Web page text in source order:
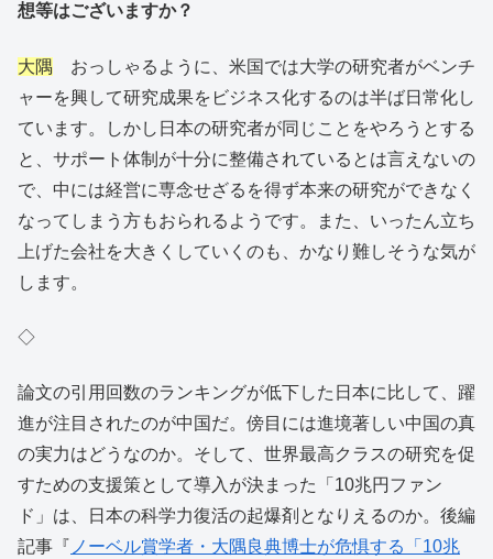
想等はございますか？
大隅 おっしゃるように、米国では大学の研究者がベンチ
ャーを興して研究成果をビジネス化するのは半ば日常化し
ています。しかし日本の研究者が同じことをやろうとする
と、サポート体制が十分に整備されているとは言えないの
で、中には経営に専念せざるを得ず本来の研究ができなく
なってしまう方もおられるようです。また、いったん立ち
上げた会社を大きくしていくのも、かなり難しそうな気が
します。
◇
論文の引用回数のランキングが低下した日本に比して、躍
進が注目されたのが中国だ。傍目には進境著しい中国の真
の実力はどうなのか。そして、世界最高クラスの研究を促
すための支援策として導入が決まった「10兆円ファン
ド」は、日本の科学力復活の起爆剤となりえるのか。後編
記事『 ノーベル賞学者・大隅良典博士が危惧する「10兆